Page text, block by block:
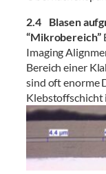
2.4 Blasen
“Mikrobereich”
Imaging
Bereich einer
sind oft enorme
Klebstoffschicht